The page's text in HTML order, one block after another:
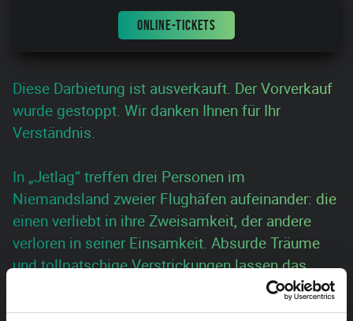
ONLINE-TICKETS
Diese Darbietung ist ausverkauft. Der Vorverkauf
wurde gestoppt. Wir danken Ihnen für Ihr
Verständnis.
In „Jetlag“ treffen drei Personen im
Niemandsland zweier Flughäfen aufeinander: die
einen verliebt in ihre Zweisamkeit, der andere
verloren in seiner Einsamkeit. Absurde Träume
und tollpatschige Verstrickungen lassen das
Universum eines Jacques Tati anklingen.
Eintrittskarten erhältlich ab dem 13. Dezember.